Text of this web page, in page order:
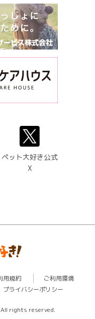
ペット大好き公式
X
用規約
ご利用環境
プライバシーポリシー
rights reserved.